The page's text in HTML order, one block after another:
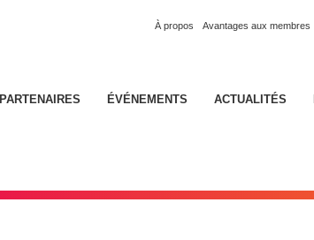
À propos Avantages aux membres
PARTENAIRES ÉVÉNEMENTS ACTUALITÉS